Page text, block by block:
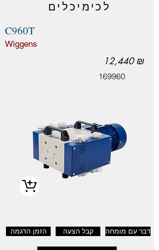
לכימיכלים
C960T
Wiggens
12,440 ₪
169960
הזמן הדגמה קבל הצעה דבר עם מומחה